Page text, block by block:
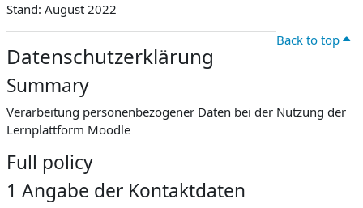
Stand: August 2022
Back to top
Datenschutzerklärung
Summary
Verarbeitung personenbezogener Daten bei der Nutzung der
Lernplattform Moodle
Full policy
1 Angabe der Kontaktdaten